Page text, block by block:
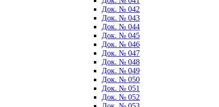
Док. № 042
Док. № 043
Док. № 044
Док. № 045
Док. № 046
Док. № 047
Док. № 048
Док. № 049
Док. № 050
Док. № 051
Док. № 052